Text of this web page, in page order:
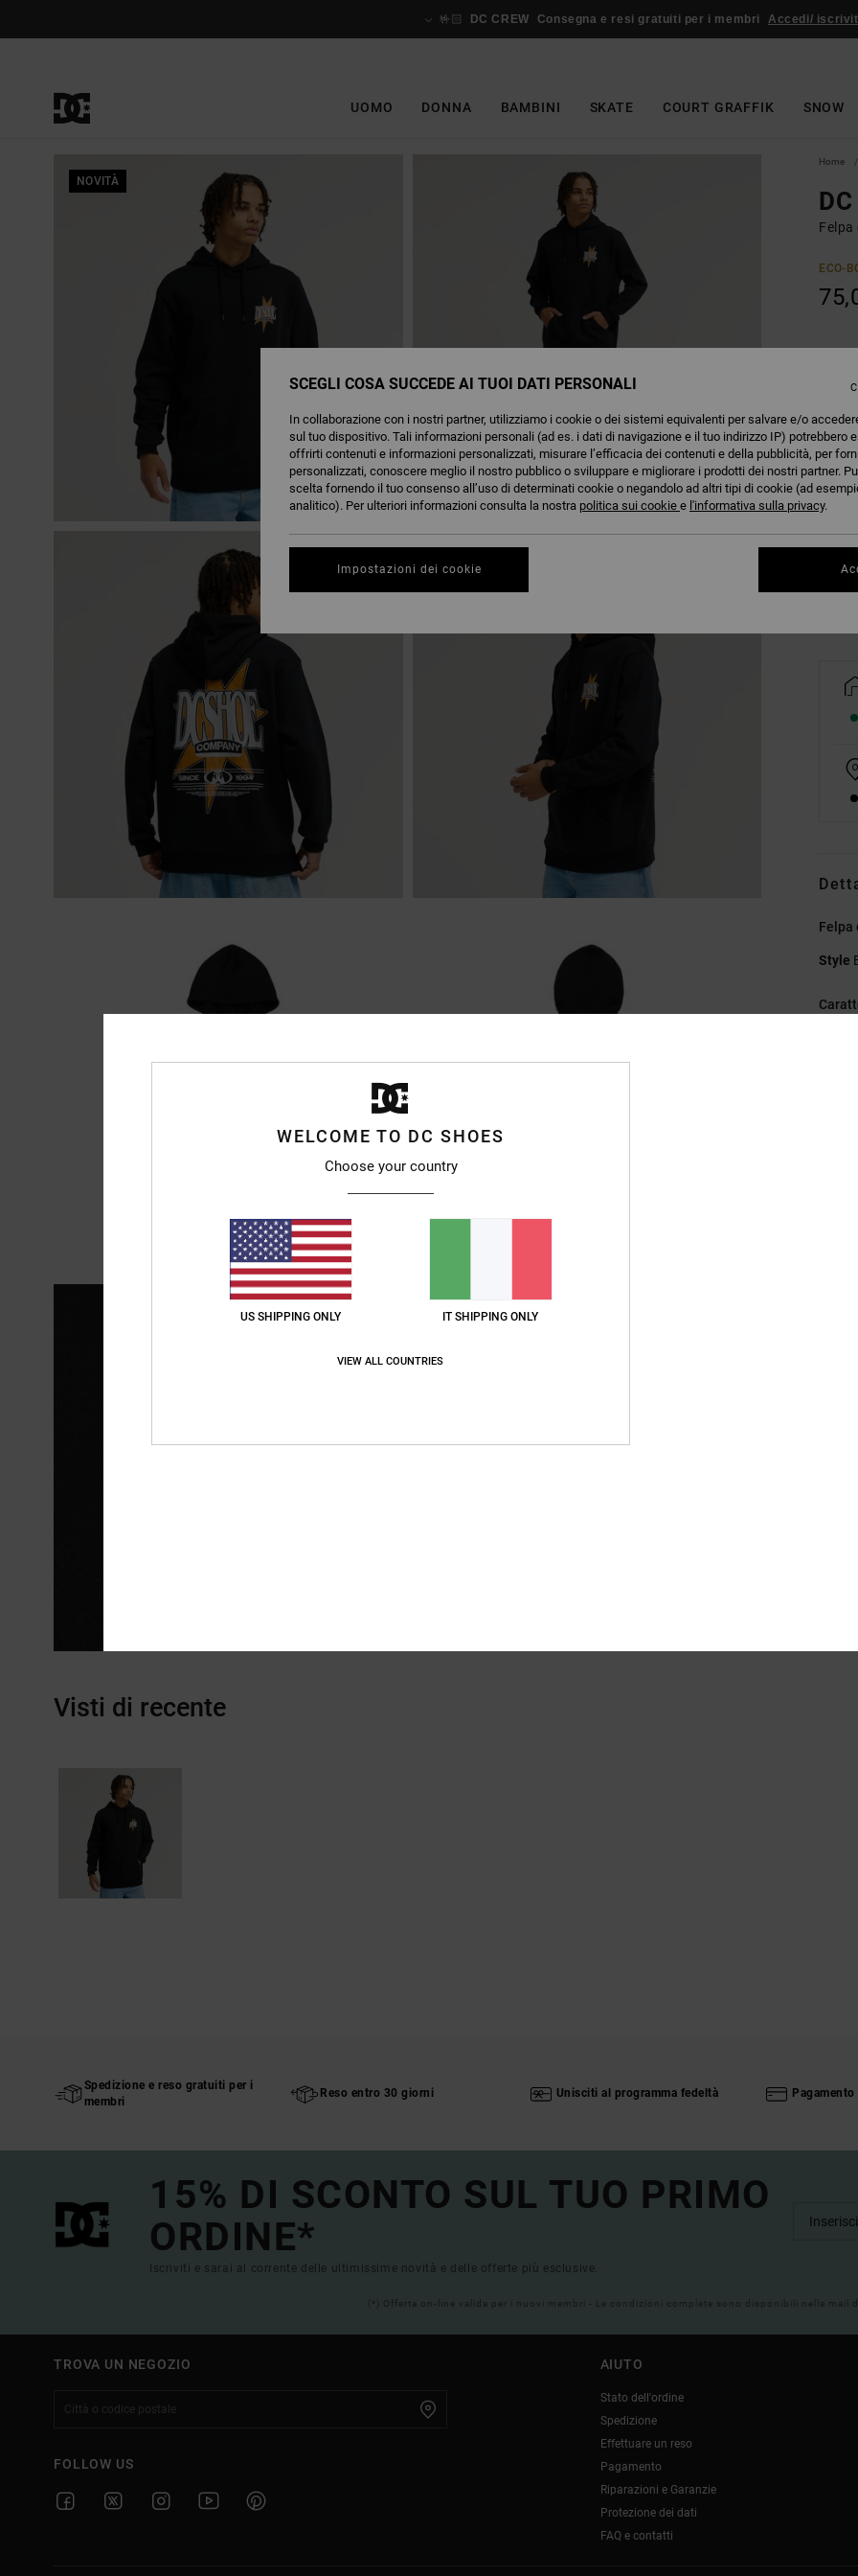
🤟🏻 DC CREW Consegna e resi gratuiti per i membri Accedi/
UOMO DONNA BAMBINI SKATE COURT GRAFFIK SNOW
NOVITÀ
Home
Felpa
ECO-
Felpa
Style
Visti di recente
Spedizione e reso gratuiti per i
membri
Reso entro 30 giorni Unisciti al programma fedeltà
15% DI SCONTO SUL TUO PRIMO
ORDINE*
Iscriviti e sarai al corrente delle ultimissime novità e delle offerte più esclusive.
(*) Offerta on-line valida per i nuovi membri - Le condizioni complete sono disponibili nella mail
TROVA UN NEGOZIO
FOLLOW US
AIUTO
Stato dell'ordine
Spedizione
Effettuare un reso
Pagamento
Riparazioni e Garanzie
Protezione dei dati
FAQ e contatti
WELCOME TO DC SHOES
Choose your country
US SHIPPING ONLY IT SHIPPING ONLY
VIEW ALL COUNTRIES
SCEGLI COSA SUCCEDE AI TUOI DATI PERSONALI
In collaborazione con i nostri partner, utilizziamo i cookie o dei sistemi equivalenti per salvare e/o
sul tuo dispositivo. Tali informazioni personali (ad es. i dati di navigazione e il tuo indirizzo IP) potrebbero
offrirti contenuti e informazioni personalizzati, misurare l’efficacia dei contenuti e della pubblicità, per
personalizzati, conoscere meglio il nostro pubblico o sviluppare e migliorare i prodotti dei nostri partner.
scelta fornendo il tuo consenso all’uso di determinati cookie o negandolo ad altri tipi di cookie (ad
analitico). Per ulteriori informazioni consulta la nostra politica sui cookie e l'informativa sulla privacy.
Impostazioni dei cookie